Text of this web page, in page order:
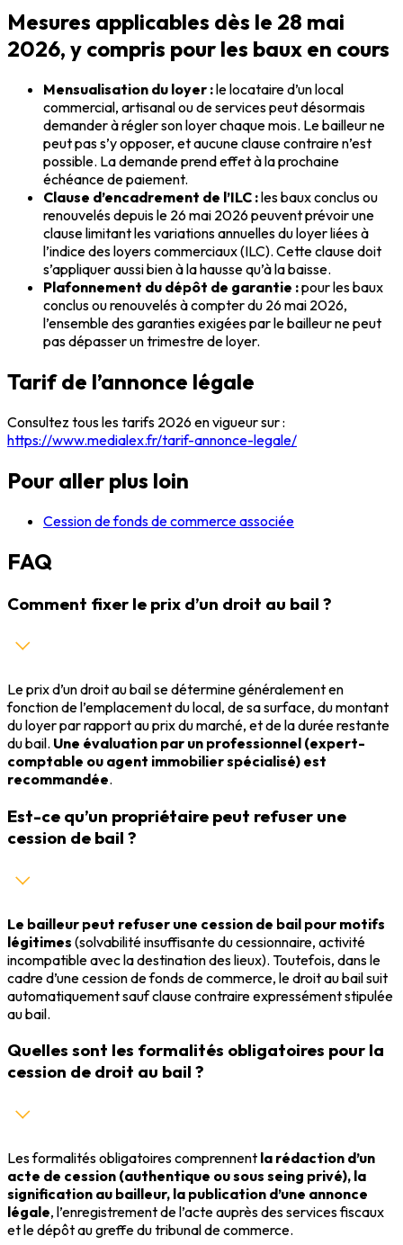
Mesures applicables dès le 28 mai
2026, y compris pour les baux en cours
Mensualisation du loyer :le locataire d’un local
commercial, artisanal ou de services peut désormais
demander à régler son loyer chaque mois. Le bailleur ne
peut pas s’y opposer, et aucune clause contraire n’est
possible. La demande prend effet à la prochaine
échéance de paiement.
Clause d’encadrement de l’ILC :les baux conclus ou
renouvelés depuis le 26 mai 2026 peuvent prévoir une
clause limitant les variations annuelles du loyer liées à
l’indice des loyers commerciaux (ILC). Cette clause doit
s’appliquer aussi bien à la hausse qu’à la baisse.
Plafonnement du dépôt de garantie :pour les baux
conclus ou renouvelés à compter du 26 mai 2026,
l’ensemble des garanties exigées par le bailleur ne peut
pas dépasser un trimestre de loyer.
Tarif de l’annonce légale
Consultez tous les tarifs 2026 en vigueur sur :
https://www.medialex.fr/tarif-annonce-legale/
Pour aller plus loin
Cession de fonds de commerce associée
FAQ
Comment fixer le prix d’un droit au bail ?
Le prix d’un droit au bail se détermine généralement en
fonction de l’emplacement du local, de sa surface, du montant
du loyer par rapport au prix du marché, et de la durée restante
du bail. Une évaluation par un professionnel (expert-
comptable ou agent immobilier spécialisé) est
recommandée.
Est-ce qu’un propriétaire peut refuser une
cession de bail ?
Le bailleur peut refuser une cession de bail pour motifs
légitimes (solvabilité insuffisante du cessionnaire, activité
incompatible avec la destination des lieux). Toutefois, dans le
cadre d’une cession de fonds de commerce, le droit au bail suit
automatiquement sauf clause contraire expressément stipulée
au bail.
Quelles sont les formalités obligatoires pour la
cession de droit au bail ?
Les formalités obligatoires comprennent la rédaction d’un
acte de cession (authentique ou sous seing privé), la
signification au bailleur, la publication d’une annonce
légale, l’enregistrement de l’acte auprès des services fiscaux
et le dépôt au greffe du tribunal de commerce.